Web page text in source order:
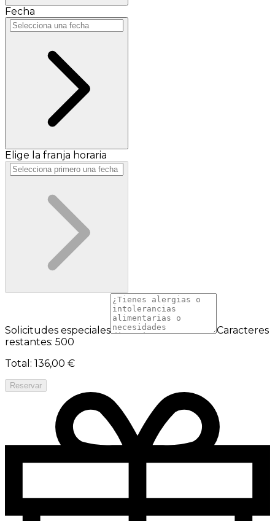
Fecha
Elige la franja horaria
Solicitudes especiales
Caracteres
restantes: 500
Total : 136,00 €
Reservar